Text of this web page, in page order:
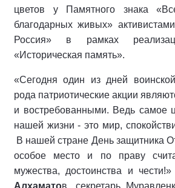
цветов у Памятного знака
благодарных живых»
Россия» в рамках
«Историческая память».
«Сегодня один из дней
рода патриотические акции
и востребованными. Ведь самое
нашей жизни - это мир,
В нашей стране День защитника
особое место и по праву
мужества, достоинства и
Алхаматов, секретарь